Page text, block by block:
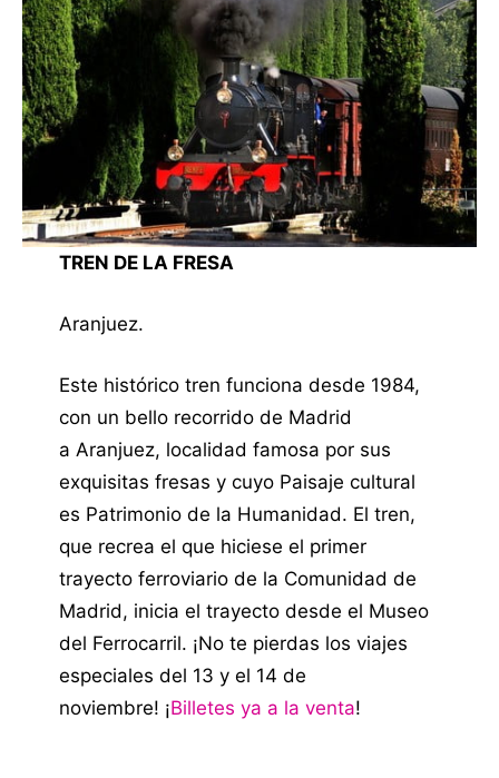
TREN DE LA FRESA
Aranjuez.
Este histórico tren funciona desde 1984,
con un bello recorrido de Madrid
a Aranjuez, localidad famosa por sus
exquisitas fresas y cuyo Paisaje cultural
es Patrimonio de la Humanidad. El tren,
que recrea el que hiciese el primer
trayecto ferroviario de la Comunidad de
Madrid, inicia el trayecto desde el Museo
del Ferrocarril. ¡No te pierdas los viajes
especiales del 13 y el 14 de
noviembre! ¡Billetes ya a la venta!